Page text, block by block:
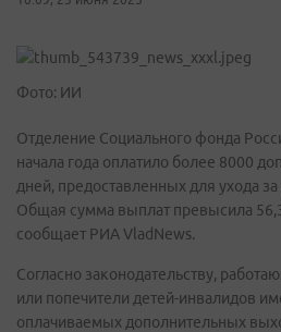
Фото: ИИ
Отделение Социального фонда
начала года оплатило более 8000
дней, предоставленных для ухода
Общая сумма выплат превысила
сообщает РИА VladNews.
Согласно законодательству,
или попечители детей-инвалидов
оплачиваемых дополнительных